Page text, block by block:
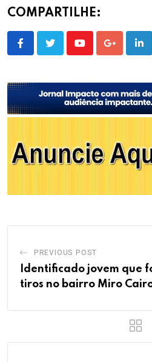
COMPARTILHE:
YoutubeGoogle+
PREVIOUS POST
Identificado jovem que
tiros no bairro Miro